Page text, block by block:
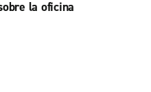
la oficina